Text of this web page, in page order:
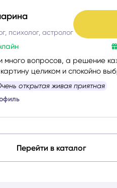
психолог, астролог
много вопросов, а решение
целиком и спокойно
я работаю в связке
жизни осознанно и с опорой
большое за помощь и
Перейти в каталог